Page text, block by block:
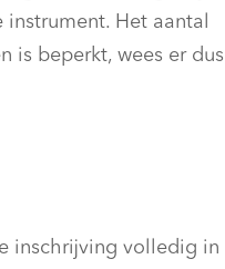
Het aantal
is beperkt, wees er
inschrijving volledig in